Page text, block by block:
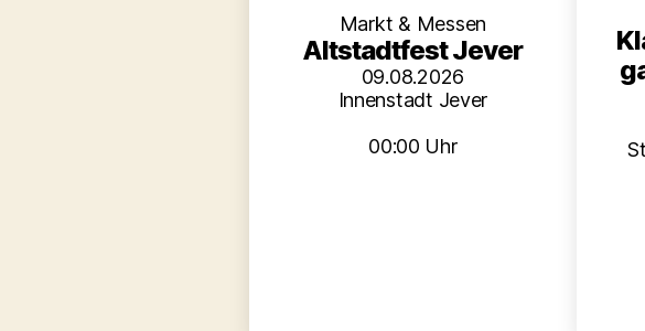
Markt & Messen
Altstadtfest Jever
09.08.2026
Innenstadt Jever
00:00 Uhr